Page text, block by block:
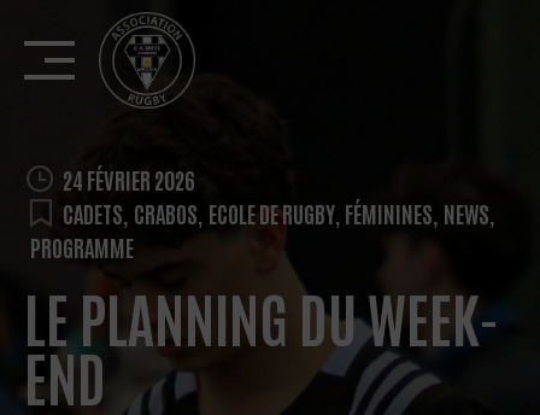
content
24 FÉVRIER 2026
CADETS CRABOS ECOLE DE RUGBY, FÉMININES NEWS
PROGRAMME
LE PLANNING DU WEEK-
END